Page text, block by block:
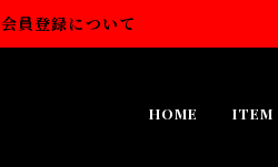
会員登録について
HOME ITEM